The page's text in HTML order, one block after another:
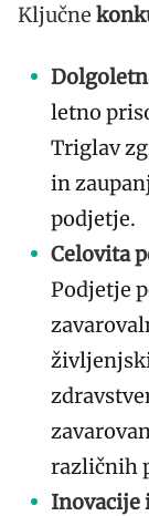
Ključne
letno
Triglav
in
podjetje.
Celovita
Podjetje
različnih
Inovacije